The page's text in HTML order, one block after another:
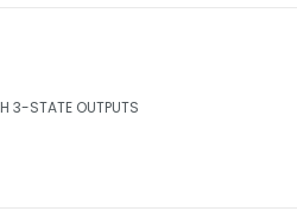
3-STATE OUTPUTS